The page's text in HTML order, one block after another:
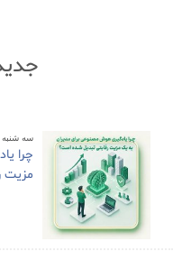
سه شنبه ۱۴۰۵/۰۵/۱۳
چرا
مزیت